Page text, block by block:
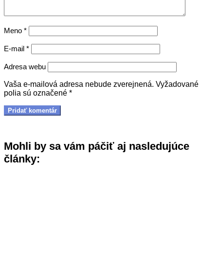
Meno *
E-mail *
Adresa webu
Vaša e-mailová adresa nebude zverejnená. Vyžadované
polia sú označené *
Mohli by sa vám páčiť aj nasledujúce
články: